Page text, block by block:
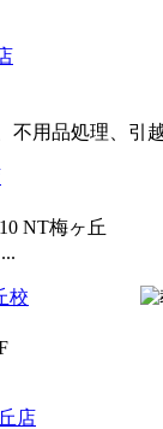
不用品処理、引
NT梅ヶ丘
校
店